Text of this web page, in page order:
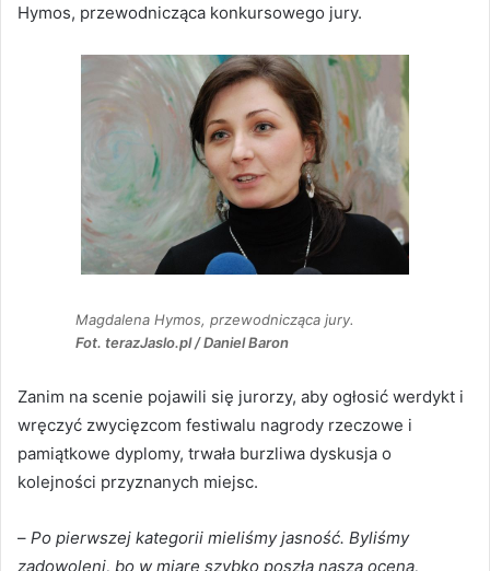
Hymos, przewodnicząca konkursowego jury.
Magdalena Hymos, przewodnicząca jury.
Fot. terazJaslo.pl / Daniel Baron
Zanim na scenie pojawili się jurorzy, aby ogłosić werdykt i
wręczyć zwycięzcom festiwalu nagrody rzeczowe i
pamiątkowe dyplomy, trwała burzliwa dyskusja o
kolejności przyznanych miejsc.
– Po pierwszej kategorii mieliśmy jasność. Byliśmy
zadowoleni, bo w miarę szybko poszła nasza ocena,